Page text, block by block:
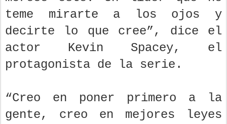
teme mirarte a los ojos y
decirte lo que cree”, dice el
actor Kevin Spacey, el
protagonista de la serie.
“Creo en poner primero a la
gente, creo en mejores leyes